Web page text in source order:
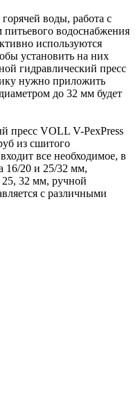
воды, работа с
водоснабжения
используются
установить на них
гидравлический пресс
нужно приложить
до 32 мм будет
пресс VOLL V-PexPress
из сшитого
все необходимое, в
16/20 и 25/32 мм,
32 мм, ручной
с различными